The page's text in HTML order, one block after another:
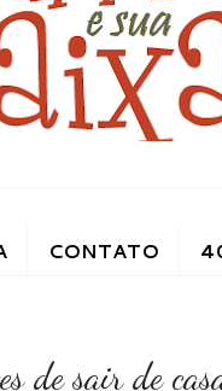
CONTATO
de sair de